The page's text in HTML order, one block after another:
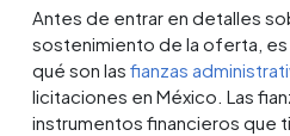
Antes de entrar en detalles
sostenimiento de la oferta,
qué son lasfianzas
licitaciones en México. Las
instrumentos financieros que